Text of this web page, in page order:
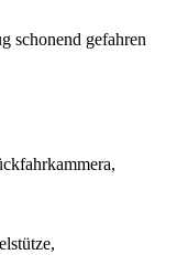
schonend gefahren